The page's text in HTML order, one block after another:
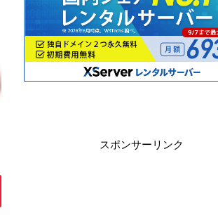
スポンサーリンク